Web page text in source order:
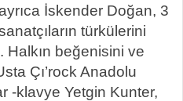
İskender Doğan, 3
türkülerini
Halkın beğenisini ve
Çı’rock Anadolu
-klavye Yetgin Kunter,